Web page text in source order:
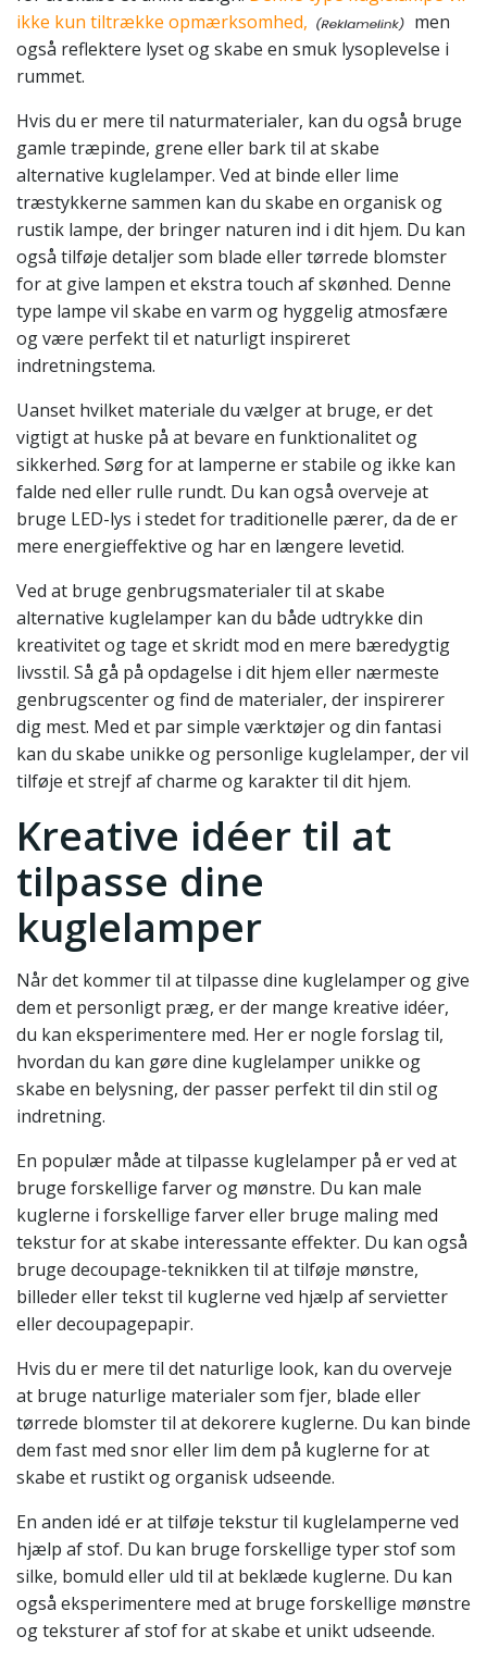
ikke kun tiltrække opmærksomhed,
men
også reflektere lyset og skabe en smuk lysoplevelse i
rummet.
Hvis du er mere til naturmaterialer, kan du også bruge
gamle træpinde, grene eller bark til at skabe
alternative kuglelamper. Ved at binde eller lime
træstykkerne sammen kan du skabe en organisk og
rustik lampe, der bringer naturen ind i dit hjem. Du kan
også tilføje detaljer som blade eller tørrede blomster
for at give lampen et ekstra touch af skønhed. Denne
type lampe vil skabe en varm og hyggelig atmosfære
og være perfekt til et naturligt inspireret
indretningstema.
Uanset hvilket materiale du vælger at bruge, er det
vigtigt at huske på at bevare en funktionalitet og
sikkerhed. Sørg for at lamperne er stabile og ikke kan
falde ned eller rulle rundt. Du kan også overveje at
bruge LED-lys i stedet for traditionelle pærer, da de er
mere energieffektive og har en længere levetid.
Ved at bruge genbrugsmaterialer til at skabe
alternative kuglelamper kan du både udtrykke din
kreativitet og tage et skridt mod en mere bæredygtig
livsstil. Så gå på opdagelse i dit hjem eller nærmeste
genbrugscenter og find de materialer, der inspirerer
dig mest. Med et par simple værktøjer og din fantasi
kan du skabe unikke og personlige kuglelamper, der vil
tilføje et strejf af charme og karakter til dit hjem.
Kreative idéer til at
tilpasse dine
kuglelamper
Når det kommer til at tilpasse dine kuglelamper og give
dem et personligt præg, er der mange kreative idéer,
du kan eksperimentere med. Her er nogle forslag til,
hvordan du kan gøre dine kuglelamper unikke og
skabe en belysning, der passer perfekt til din stil og
indretning.
En populær måde at tilpasse kuglelamper på er ved at
bruge forskellige farver og mønstre. Du kan male
kuglerne i forskellige farver eller bruge maling med
tekstur for at skabe interessante effekter. Du kan også
bruge decoupage-teknikken til at tilføje mønstre,
billeder eller tekst til kuglerne ved hjælp af servietter
eller decoupagepapir.
Hvis du er mere til det naturlige look, kan du overveje
at bruge naturlige materialer som fjer, blade eller
tørrede blomster til at dekorere kuglerne. Du kan binde
dem fast med snor eller lim dem på kuglerne for at
skabe et rustikt og organisk udseende.
En anden idé er at tilføje tekstur til kuglelamperne ved
hjælp af stof. Du kan bruge forskellige typer stof som
silke, bomuld eller uld til at beklæde kuglerne. Du kan
også eksperimentere med at bruge forskellige mønstre
og teksturer af stof for at skabe et unikt udseende.